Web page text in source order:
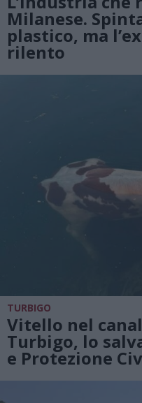
Milanese.
plastico, ma
rilento
TURBIGO
Vitello nel
Turbigo, lo
e Protezione